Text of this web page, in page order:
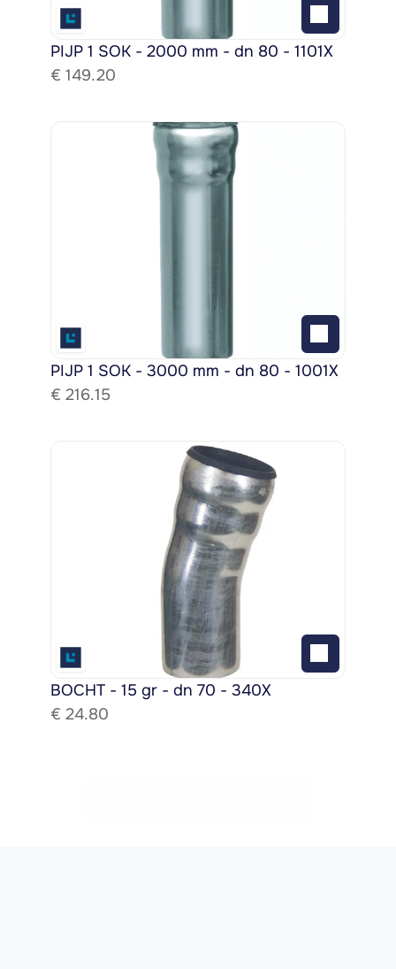
PIJP 1 SOK - 2000 mm - dn 80 - 1101X
€ 149.20
PIJP 1 SOK - 3000 mm - dn 80 - 1001X
€ 216.15
BOCHT - 15 gr - dn 70 - 340X
€ 24.80